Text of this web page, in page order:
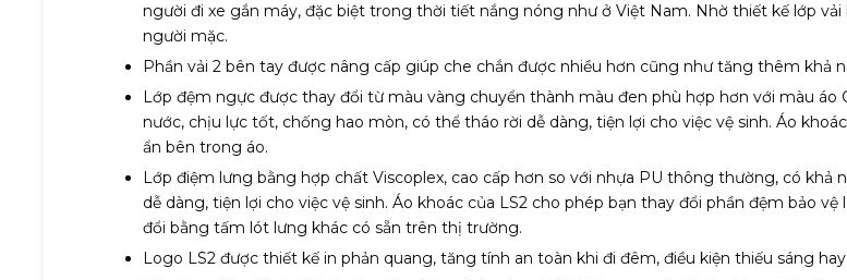
người đi xe gắn máy, đặc biệt trong thời tiết nắng nóng như ở Việt Nam. Nhờ thiết kế lớp
người mặc.
Phần vải 2 bên tay được nâng cấp giúp che chắn được nhiều hơn cũng như tăng thêm khả
Lớp đệm ngực được thay đổi từ màu vàng chuyển thành màu đen phù hợp hơn với màu
nước, chịu lực tốt, chống hao mòn, có thể tháo rời dễ dàng, tiện lợi cho việc vệ sinh. Áo
ẩn bên trong áo.
Lớp điệm lưng bằng hợp chất Viscoplex, cao cấp hơn so với nhựa PU thông thường, có
dễ dàng, tiện lợi cho việc vệ sinh. Áo khoác của LS2 cho phép bạn thay đổi phần đệm bảo
đổi bằng tấm lót lưng khác có sẵn trên thị trường.
Logo LS2 được thiết kế in phản quang, tăng tính an toàn khi đi đêm, điều kiện thiếu sáng